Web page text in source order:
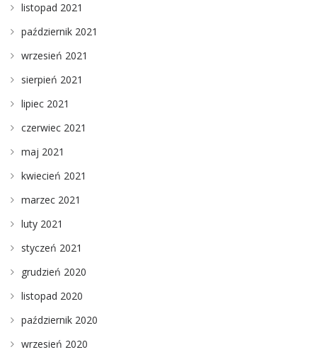
listopad 2021
październik 2021
wrzesień 2021
sierpień 2021
lipiec 2021
czerwiec 2021
maj 2021
kwiecień 2021
marzec 2021
luty 2021
styczeń 2021
grudzień 2020
listopad 2020
październik 2020
wrzesień 2020